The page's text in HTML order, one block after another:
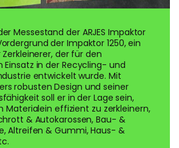
Messestand der ARJES Impaktor
der Impaktor 1250, ein
der für den
Einsatz in der Recycling- und
entwickelt wurde. Mit
robusten Design und seiner
soll er in der Lage sein,
Materialein effizient zu zerkleinern,
& Autokarossen, Bau- &
Altreifen & Gummi, Haus- &